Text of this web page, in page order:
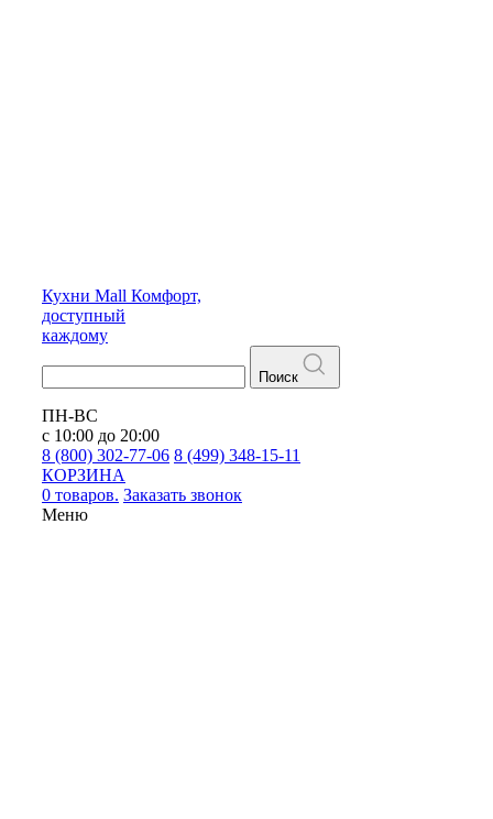
Кухни Mall Комфорт,
доступный
каждому
Поиск
ПН-ВС
с 10:00 до 20:00
8 (800) 302-77-06 8 (499) 348-15-11
КОРЗИНА
0 товаров. Заказать звонок
Меню